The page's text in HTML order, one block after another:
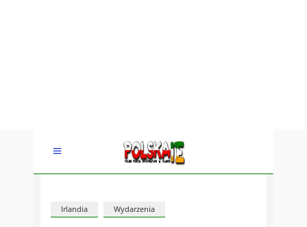
Irlandia Wydarzenia